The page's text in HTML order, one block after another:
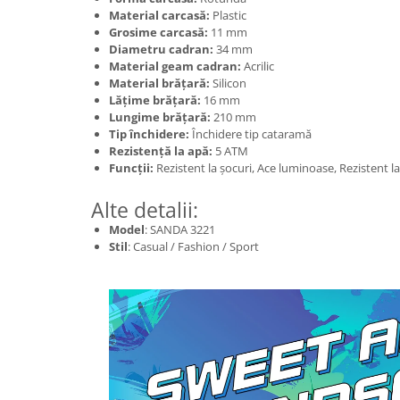
Material carcasă: Plastic
Grosime carcasă: 11 mm
Diametru cadran: 34 mm
Material geam cadran: Acrilic
Material brățară: Silicon
Lățime brățară: 16 mm
Lungime brățară: 210 mm
Tip închidere: Închidere tip cataramă
Rezistență la apă: 5 ATM
Funcții: Rezistent la șocuri, Ace luminoase, Rezistent
Alte detalii:
Model: SANDA 3221
Stil: Casual / Fashion / Sport